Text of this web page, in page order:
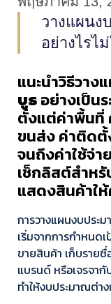
วางแผนง
อย่างไรไ
แนะนำวิธีวา
บูธอย่างเป็น
ตั้งแต่ค่าพื้นที่
ขนส่ง ค่าติดตั้
จนถึงค่าใช้จ่
เช็กลิสต์สำห
แสดงสินค้าใ
การวางแผนงบประ
เริ่มจากการกำหนด
ขายสินค้า เก็บราย
แบรนด์ หรือเจรจากั
ทำให้งบประมาณต่า